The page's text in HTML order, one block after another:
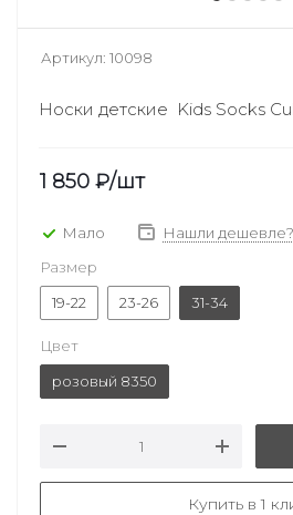
Артикул: 10098
Носки детские Kids Socks
1 850 ₽/шт
Мало
Нашли дешевле?
Размер
19-22
23-26 31-34
Цвет
розовый 8350
Купить в 1